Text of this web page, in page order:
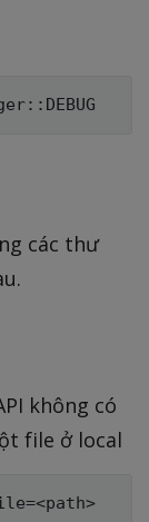
các thư
không có
file ở local